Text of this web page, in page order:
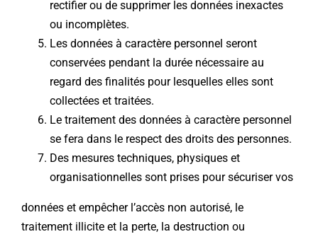
rectifier ou de supprimer les données inexactes
ou incomplètes.
Les données à caractère personnel seront
conservées pendant la durée nécessaire au
regard des finalités pour lesquelles elles sont
collectées et traitées.
Le traitement des données à caractère personnel
se fera dans le respect des droits des personnes.
Des mesures techniques, physiques et
organisationnelles sont prises pour sécuriser vos
données et empêcher l’accès non autorisé, le
traitement illicite et la perte, la destruction ou